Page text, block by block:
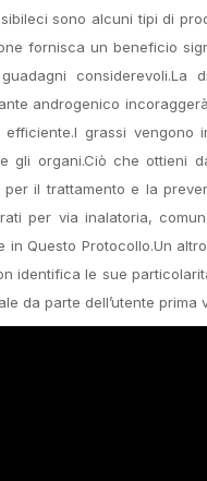
sono alcuni tipi di
fornisca un beneficio
androgenico
efficiente.I grassi vengono
gli organi.Ciò che ottieni
per il trattamento e la
per via inalatoria,
in Questo Protocollo.Un
identifica le sue
da parte dell’utente prima